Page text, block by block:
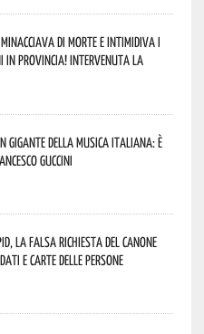
di morte e intimidiva i
in provincia! Intervenuta la
gigante della musica italiana: è
Guccini
la falsa richiesta del canone
e carte delle persone